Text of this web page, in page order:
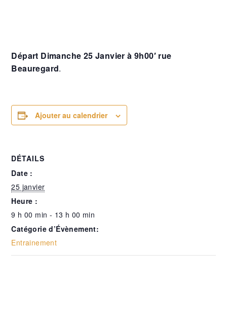
Départ Dimanche 25 Janvier à 9h00′ rue
Beauregard.
Ajouter au calendrier
DÉTAILS
Date :
25 janvier
Heure :
9 h 00 min - 13 h 00 min
Catégorie d’Évènement:
Entrainement